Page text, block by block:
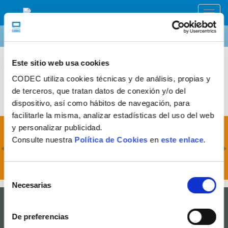
Este sitio web usa cookies
CODEC utiliza cookies técnicas y de análisis, propias y
de terceros, que tratan datos de conexión y/o del
dispositivo, así como hábitos de navegación, para
facilitarle la misma, analizar estadísticas del uso del web
y personalizar publicidad.
Consulte nuestra Política de Cookies en este enlace.
de Necesarias
De preferencias
En el cor de logística Àrea privada
CODEC Empresa d'In​serció
En el cor de logística
Àrea privada
14/07/2025 - Publicada la Memòria 2024 de
Previous
Àrtic, 136, ZAL Port - 08040 Barcelona - 932 62 42 70